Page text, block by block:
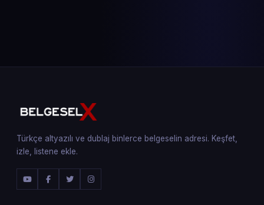
Türkçe altyazılı ve dublaj binlerce belgeselin adresi. Keşfet,
izle, listene ekle.